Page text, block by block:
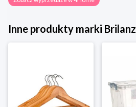
Inne produkty marki Brilanz